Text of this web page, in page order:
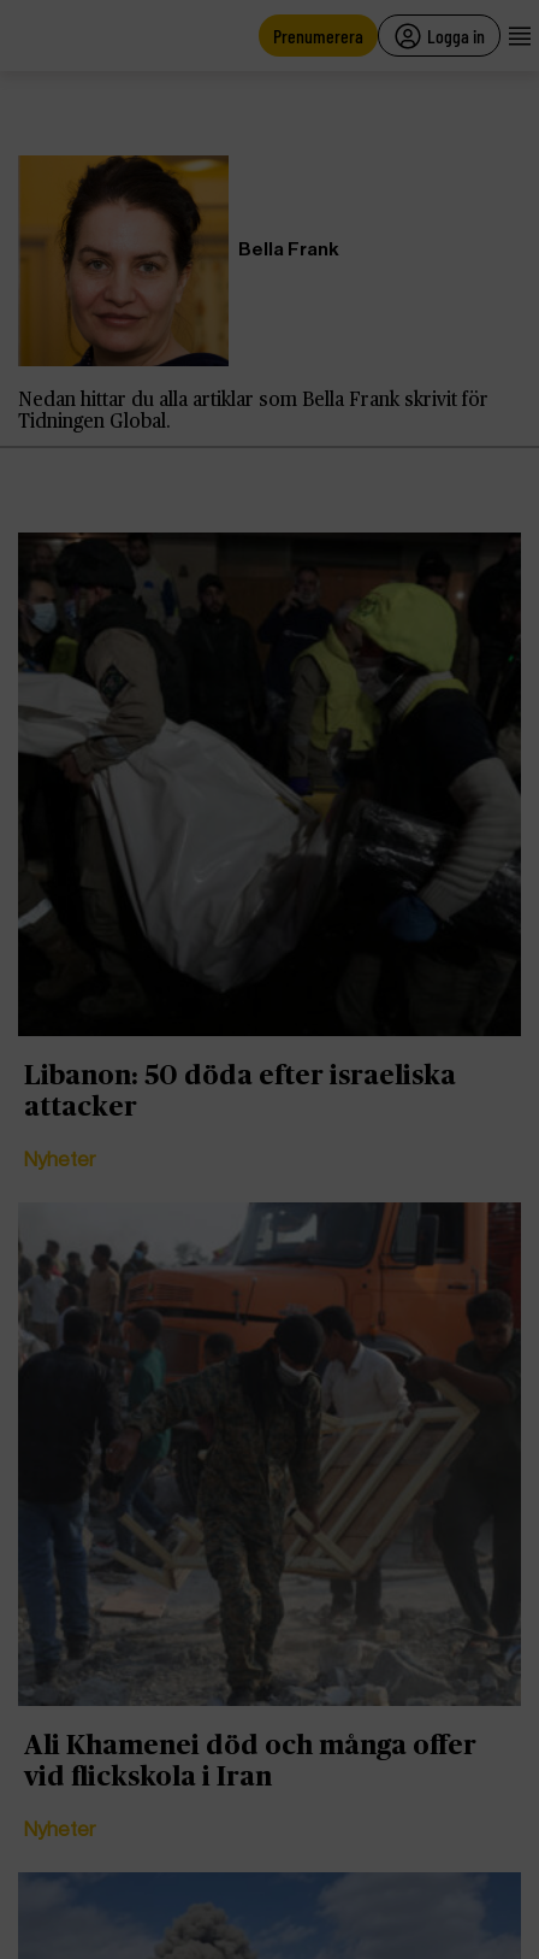
Prenumerera Logga in
Bella Frank
Nedan hittar du alla artiklar som Bella Frank skrivit för
Tidningen Global.
Libanon: 50 döda efter israeliska
attacker
Nyheter
Ali Khamenei död och många offer
vid flickskola i Iran
Nyheter